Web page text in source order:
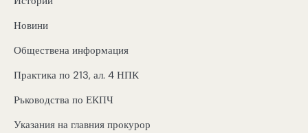
Новини
Обществена информация
Практика по 213, ал. 4 НПК
Ръководства по ЕКПЧ
Указания на главния прокурор